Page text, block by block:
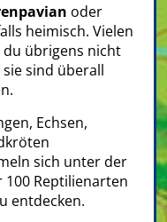
oder
heimisch. Vielen
du übrigens nicht
sind überall
Echsen,
sich unter der
100 Reptilienarten
entdecken.